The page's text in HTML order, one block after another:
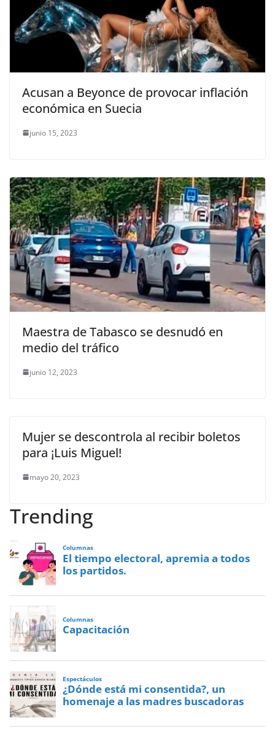
Acusan a Beyonce de provocar inflación
económica en Suecia
junio 15, 2023
Maestra de Tabasco se desnudó en
medio del tráfico
junio 12, 2023
Mujer se descontrola al recibir boletos
para ¡Luis Miguel!
mayo 20, 2023
Trending